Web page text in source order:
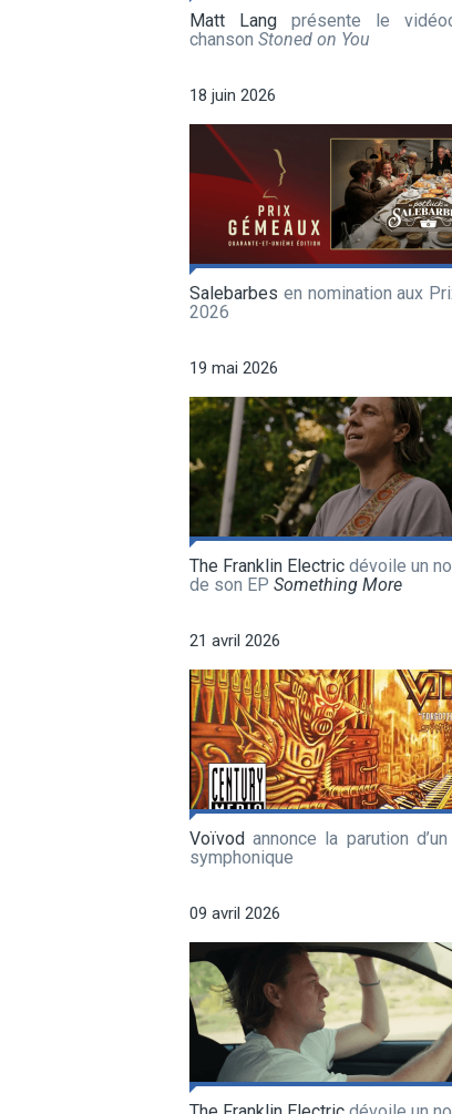
Matt Lang présente le
chanson Stoned on You
18 juin 2026
Salebarbes en nomination aux
2026
19 mai 2026
The Franklin Electric dévoile un
de son EP Something More
21 avril 2026
Voïvod annonce la parution
symphonique
09 avril 2026